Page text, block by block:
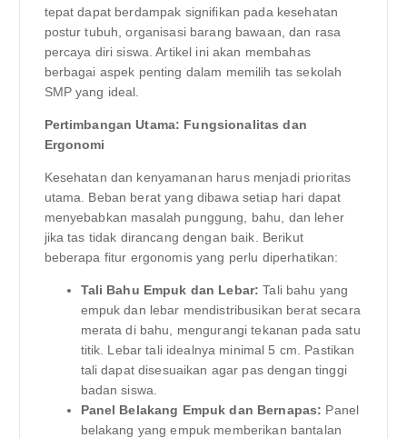
tepat dapat berdampak signifikan pada kesehatan
postur tubuh, organisasi barang bawaan, dan rasa
percaya diri siswa. Artikel ini akan membahas
berbagai aspek penting dalam memilih tas sekolah
SMP yang ideal.
Pertimbangan Utama: Fungsionalitas dan
Ergonomi
Kesehatan dan kenyamanan harus menjadi prioritas
utama. Beban berat yang dibawa setiap hari dapat
menyebabkan masalah punggung, bahu, dan leher
jika tas tidak dirancang dengan baik. Berikut
beberapa fitur ergonomis yang perlu diperhatikan:
Tali Bahu Empuk dan Lebar: Tali bahu yang
empuk dan lebar mendistribusikan berat secara
merata di bahu, mengurangi tekanan pada satu
titik. Lebar tali idealnya minimal 5 cm. Pastikan
tali dapat disesuaikan agar pas dengan tinggi
badan siswa.
Panel Belakang Empuk dan Bernapas: Panel
belakang yang empuk memberikan bantalan